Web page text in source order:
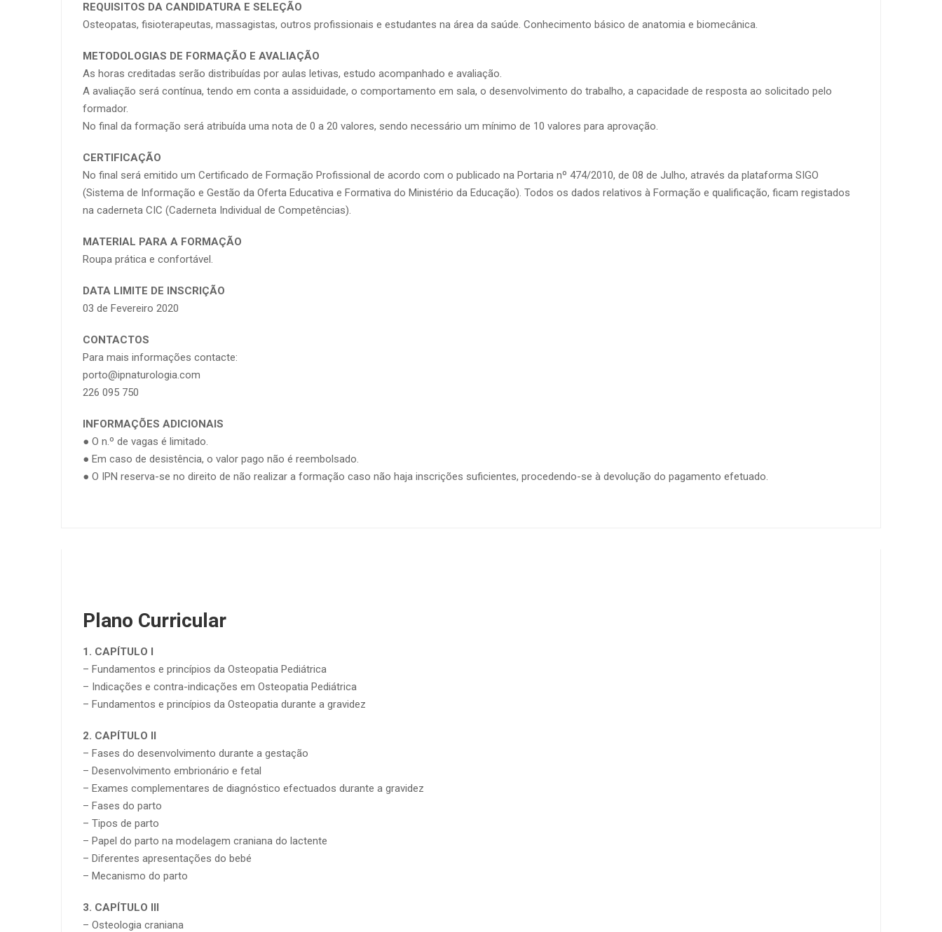
REQUISITOS DA CANDIDATURA E SELEÇÃO
Osteopatas, fisioterapeutas, massagistas, outros profissionais e estudantes na área da saúde. Conhecimento básico de anatomia e biomecânica.
METODOLOGIAS DE FORMAÇÃO E AVALIAÇÃO
As horas creditadas serão distribuídas por aulas letivas, estudo acompanhado e avaliação.
A avaliação será contínua, tendo em conta a assiduidade, o comportamento em sala, o desenvolvimento do trabalho, a capacidade de resposta ao solicitado pelo
formador.
No final da formação será atribuída uma nota de 0 a 20 valores, sendo necessário um mínimo de 10 valores para aprovação.
CERTIFICAÇÃO
No final será emitido um Certificado de Formação Profissional de acordo com o publicado na Portaria nº 474/2010, de 08 de Julho, através da plataforma SIGO
(Sistema de Informação e Gestão da Oferta Educativa e Formativa do Ministério da Educação). Todos os dados relativos à Formação e qualificação, ficam registados
na caderneta CIC (Caderneta Individual de Competências).
MATERIAL PARA A FORMAÇÃO
Roupa prática e confortável.
DATA LIMITE DE INSCRIÇÃO
03 de Fevereiro 2020
CONTACTOS
Para mais informações contacte:
porto@ipnaturologia.com
226 095 750
INFORMAÇÕES ADICIONAIS
● O n.º de vagas é limitado.
● Em caso de desistência, o valor pago não é reembolsado.
● O IPN reserva-se no direito de não realizar a formação caso não haja inscrições suficientes, procedendo-se à devolução do pagamento efetuado.
Plano Curricular
1. CAPÍTULO I
– Fundamentos e princípios da Osteopatia Pediátrica
– Indicações e contra-indicações em Osteopatia Pediátrica
– Fundamentos e princípios da Osteopatia durante a gravidez
2. CAPÍTULO II
– Fases do desenvolvimento durante a gestação
– Desenvolvimento embrionário e fetal
– Exames complementares de diagnóstico efectuados durante a gravidez
– Fases do parto
– Tipos de parto
– Papel do parto na modelagem craniana do lactente
– Diferentes apresentações do bebé
– Mecanismo do parto
3. CAPÍTULO III
– Osteologia craniana